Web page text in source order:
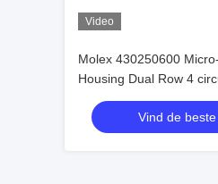
Video
Molex 430250600
Housing Dual Row 4
mm In voorraad
Vind de